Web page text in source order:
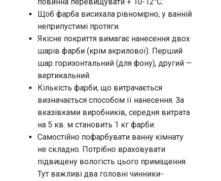
Щоб фарба висихала рівномірно, у ванній
неприпустимі протяги.
Якісне покриття вимагає нанесення двох
шарів фарби (крім акрилової). Перший
шар горизонтальний (для фону), другий —
вертикальний.
Кількість фарби, що витрачається
визначається способом її нанесення. За
вказівками виробників, середня витрата
на 5 кв. м становить 1 кг фарби.
Самостійно пофарбувати ванну кімнату
не складно. Потрібно враховувати
підвищену вологість цього приміщення.
Тут важливі два головні чинники-